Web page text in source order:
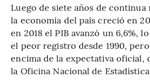
Luego de siete años de continua
la economía del país creció en
en 2018 el PIB avanzó un 6,6%,
el peor registro desde 1990,
encima de la expectativa oficial,
la Oficina Nacional de